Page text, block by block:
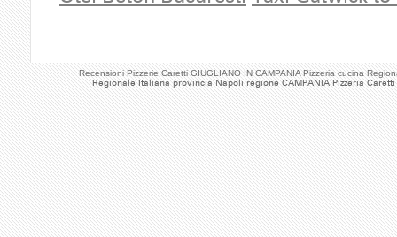
Recensioni Pizzerie Caretti GIUGLIANO IN CAMPANIA Pizzeria cucina
Regionale Italiana provincia Napoli regione CAMPANIA Pizzeria Caretti